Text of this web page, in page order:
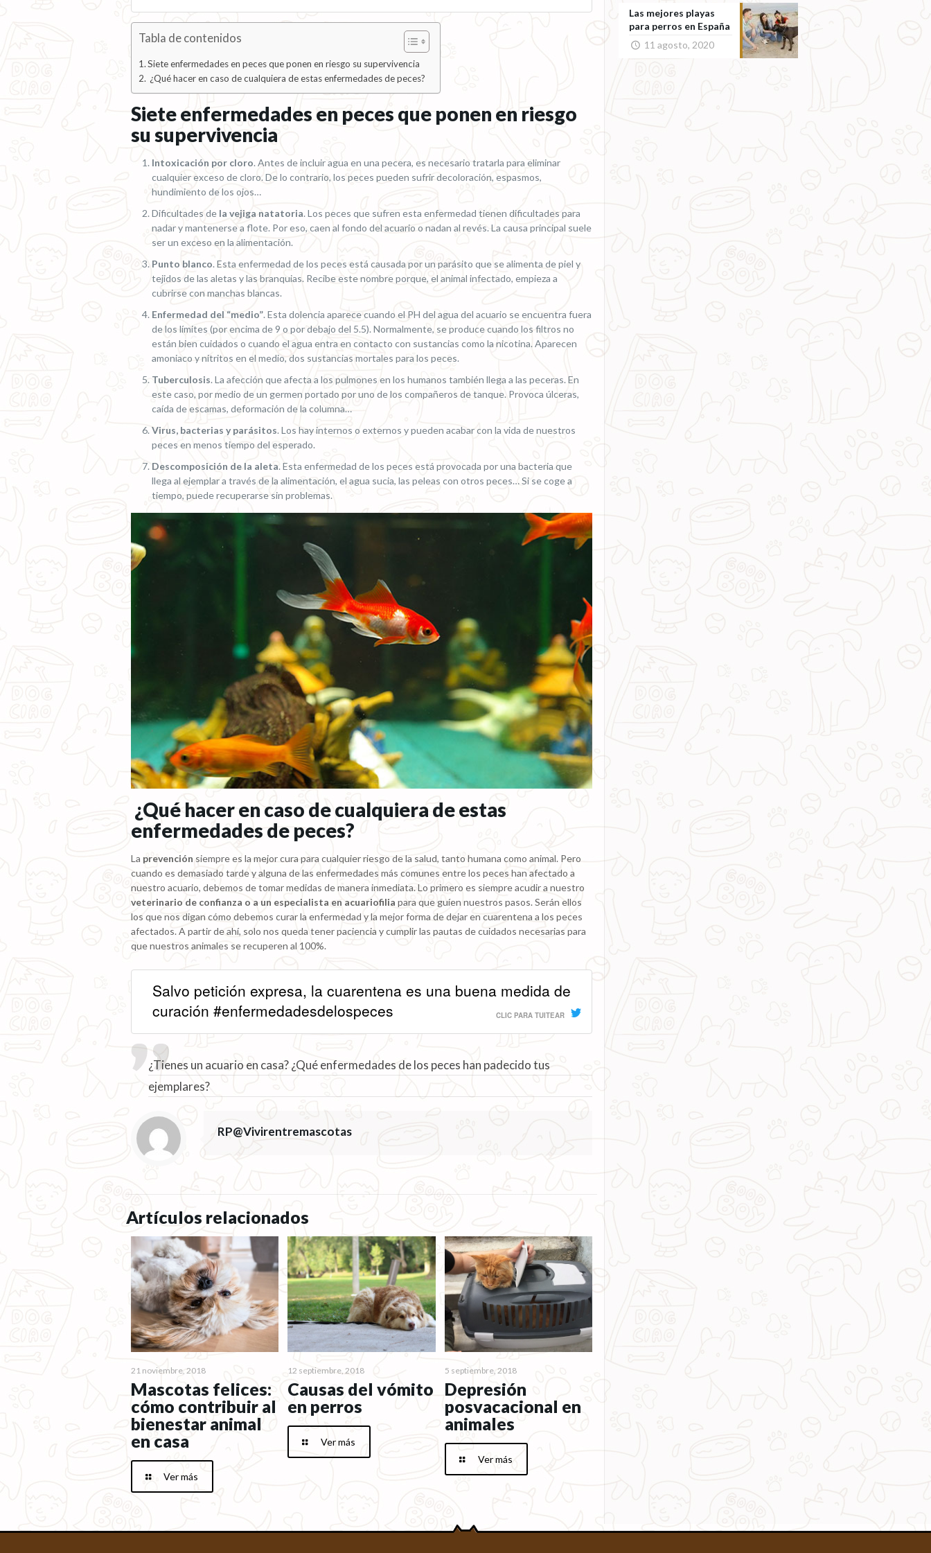
Tabla de contenidos
Siete enfermedades en peces que ponen en riesgo su supervivencia
¿Qué hacer en caso de cualquiera de estas enfermedades de peces?
Siete enfermedades en peces que ponen en riesgo
su supervivencia
Intoxicación por cloro. Antes de incluir agua en una pecera, es necesario tratarla para eliminar
cualquier exceso de cloro. De lo contrario, los peces pueden sufrir decoloración, espasmos,
hundimiento de los ojos…
Dificultades de la vejiga natatoria. Los peces que sufren esta enfermedad tienen dificultades para
nadar y mantenerse a flote. Por eso, caen al fondo del acuario o nadan al revés. La causa principal suele
ser un exceso en la alimentación.
Punto blanco. Esta enfermedad de los peces está causada por un parásito que se alimenta de piel y
tejidos de las aletas y las branquias. Recibe este nombre porque, el animal infectado, empieza a
cubrirse con manchas blancas.
Enfermedad del “medio”. Esta dolencia aparece cuando el PH del agua del acuario se encuentra fuera
de los límites (por encima de 9 o por debajo del 5.5). Normalmente, se produce cuando los filtros no
están bien cuidados o cuando el agua entra en contacto con sustancias como la nicotina. Aparecen
amoniaco y nitritos en el medio, dos sustancias mortales para los peces.
Tuberculosis. La afección que afecta a los pulmones en los humanos también llega a las peceras. En
este caso, por medio de un germen portado por uno de los compañeros de tanque. Provoca úlceras,
caída de escamas, deformación de la columna…
Virus, bacterias y parásitos. Los hay internos o externos y pueden acabar con la vida de nuestros
peces en menos tiempo del esperado.
Descomposición de la aleta. Esta enfermedad de los peces está provocada por una bacteria que
llega al ejemplar a través de la alimentación, el agua sucia, las peleas con otros peces… Si se coge a
tiempo, puede recuperarse sin problemas.
¿Qué hacer en caso de cualquiera de estas
enfermedades de peces?
La prevención siempre es la mejor cura para cualquier riesgo de la salud, tanto humana como animal. Pero
cuando es demasiado tarde y alguna de las enfermedades más comunes entre los peces han afectado a
nuestro acuario, debemos de tomar medidas de manera inmediata. Lo primero es siempre acudir a nuestro
veterinario de confianza o a un especialista en acuariofilia para que guíen nuestros pasos. Serán ellos
los que nos digan cómo debemos curar la enfermedad y la mejor forma de dejar en cuarentena a los peces
afectados. A partir de ahí, solo nos queda tener paciencia y cumplir las pautas de cuidados necesarias para
que nuestros animales se recuperen al 100%.
Salvo petición expresa, la cuarentena es una buena medida de
curación #enfermedadesdelospeces
CLIC PARA TUITEAR
¿Tienes un acuario en casa? ¿Qué enfermedades de los peces han padecido tus
ejemplares?
RP@Vivirentremascotas
Artículos relacionados
21 noviembre, 2018
Mascotas felices:
cómo contribuir al
bienestar animal
en casa
Ver más
12 septiembre, 2018
Causas del vómito
en perros
Ver más
5 septiembre, 2018
Depresión
posvacacional en
animales
Ver más
Las mejores playas
para perros en España
11 agosto, 2020